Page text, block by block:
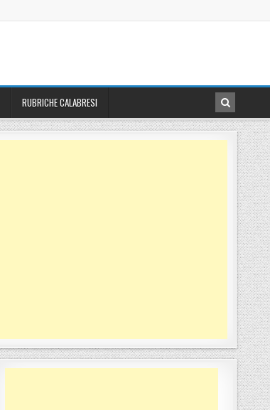
RUBRICHE CALABRESI